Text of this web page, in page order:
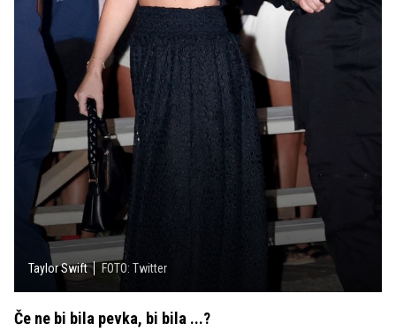
Taylor Swift FOTO: Twitter
Če ne bi bila pevka, bi bila ...?